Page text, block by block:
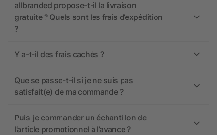
allbranded propose-t-il la livraison
gratuite ? Quels sont les frais d’expédition
?
Y a-t-il des frais cachés ?
Que se passe-t-il si je ne suis pas
satisfait(e) de ma commande ?
Puis-je commander un échantillon de
l’article promotionnel à l’avance ?